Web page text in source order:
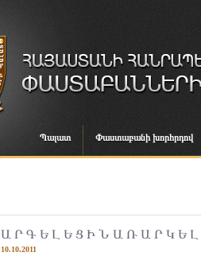
Պալատ Փաստաբանի խորհրդով
Ա Ր Գ Ե Լ Ե Ց Ի Ն Ա Ռ Ա Ր Կ Ե Լ
10.10.2011